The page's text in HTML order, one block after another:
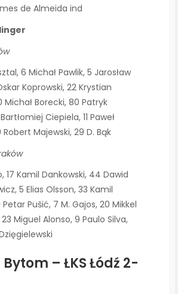
de Almeida ind
6 Michał Pawlik, 5 Jarosław
Koprowski, 22 Krystian
Michał Borecki, 80 Patryk
Ciepiela, 11 Paweł
Robert Majewski, 29 D. Bąk
17 Kamil Dankowski, 44 Dawid
5 Elias Olsson, 33 Kamil
Pušić, 7 M. Gajos, 20 Mikkel
Miguel Alonso, 9 Paulo Silva,
– ŁKS Łódź 2-